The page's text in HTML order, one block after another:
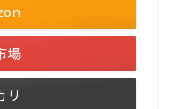
場
リ